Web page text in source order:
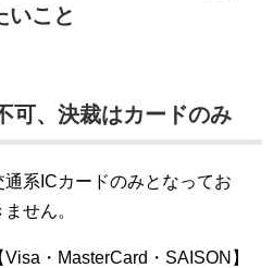
いこと
可、決裁はカードのみ
系ICカードのみとなってお
せん。
・MasterCard・SAISON】